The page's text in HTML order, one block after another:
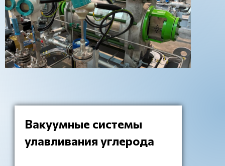
Вакуумные системы
улавливания углерода